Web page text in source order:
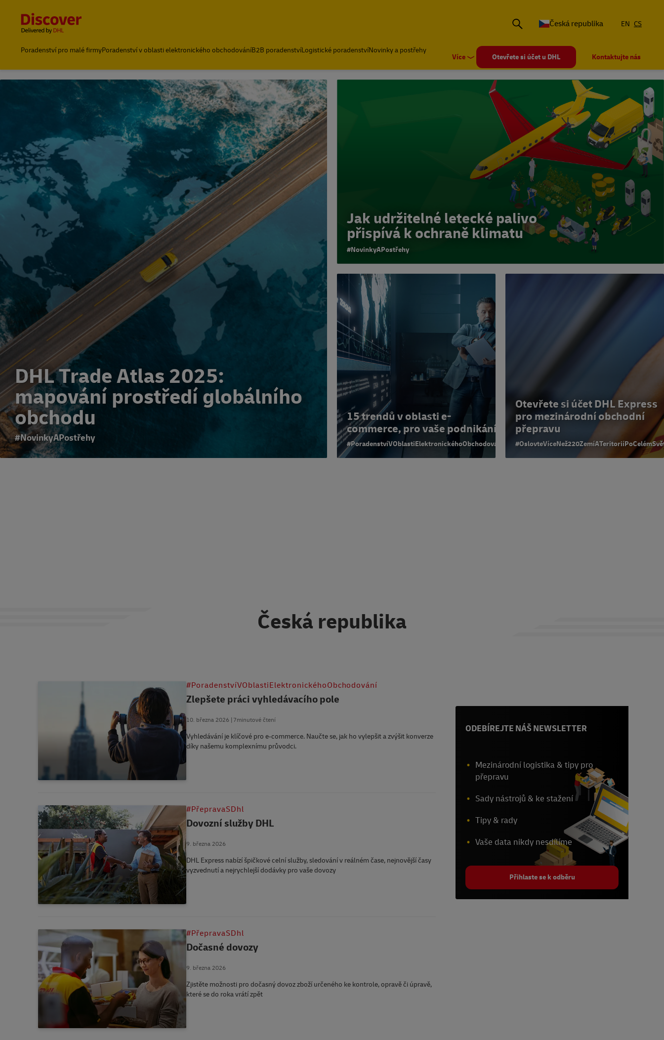
Česká republika
EN CS
Poradenství pro malé firmyPoradenství v oblasti elektronického obchodováníB2B poradenstvíLogistické poradenstvíNovinky a postřehy
Více Otevřete si účet u DHL Kontaktujte nás
DHL Trade Atlas 2025:
mapování prostředí globálního
obchodu
#NovinkyAPostřehy
Jak udržitelné letecké palivo
přispívá k ochraně klimatu
#NovinkyAPostřehy
15 trendů v oblasti e-
commerce, pro vaše podnikání
#PoradenstvíVOblastiElektronickéhoObchodování
Otevřete si účet DHL Express
pro mezinárodní obchodní
přepravu
Česká republika
#PoradenstvíVOblastiElektronickéhoObchodování
Zlepšete práci vyhledávacího pole
10. března 2026 7minutové čtení
Vyhledávání je klíčové pro e‑commerce. Naučte se, jak ho vylepšit a zvýšit konverze
díky našemu komplexnímu průvodci.
#PřepravaSDhl
Dovozní služby DHL
9. března 2026
DHL Express nabízí špičkové celní služby, sledování v reálném čase, nejnovější časy
vyzvednutí a nejrychlejší dodávky pro vaše dovozy
#PřepravaSDhl
Dočasné dovozy
9. března 2026
Zjistěte možnosti pro dočasný dovoz zboží určeného ke kontrole, opravě či úpravě,
které se do roka vrátí zpět
ODEBÍREJTE NÁŠ NEWSLETTER
Mezinárodní logistika & tipy pro
přepravu
Sady nástrojů & ke stažení
Tipy & rady
Vaše data nikdy nesdílíme
Přihlaste se k odběru